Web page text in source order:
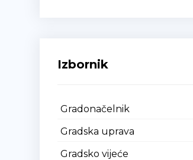
Izbornik
Gradonačelnik
Gradska uprava
Gradsko vijeće